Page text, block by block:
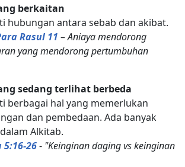
berkaitan
hubungan antara sebab dan akibat.
Rasul 11 –Aniaya mendorong
yang mendorong pertumbuhan
sedang terlihat berbeda
berbagai hal yang memerlukan
dan pembedaan. Ada banyak
Alkitab.
26- "Keinginan daging vs keinginan